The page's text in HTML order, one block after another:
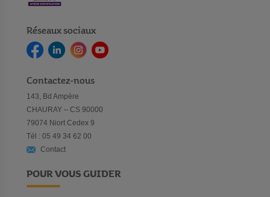
Réseaux sociaux
Contactez-nous
143, Bd Ampère
CHAURAY – CS 90000
79074 Niort Cedex 9
Tél : 05 49 34 62 00
Contact
POUR VOUS GUIDER